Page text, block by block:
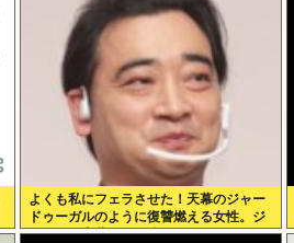
よくも私にフェラさせた！天幕のジャー
ドゥーガルのように復讐燃える女性。ジ
ャンポケ斎藤2500万拒否